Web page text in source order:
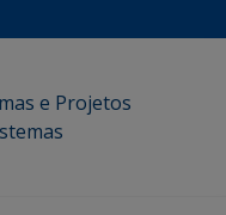
e Projetos